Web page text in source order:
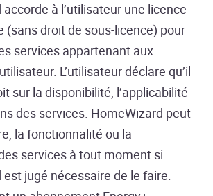
à l’utilisateur une licence
(sans droit de sous-licence) pour
services appartenant aux
L’utilisateur déclare qu’il
sur la disponibilité, l’applicabilité
des services. HomeWizard peut
la fonctionnalité ou la
services à tout moment si
jugé nécessaire de le faire.